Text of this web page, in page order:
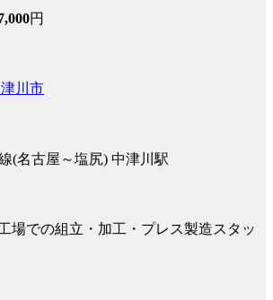
円
川市
(名古屋～塩尻) 中津川駅
場での組立・加工・プレス製造スタッ